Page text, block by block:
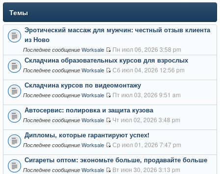
Темы
Эротический массаж для мужчин: честный отзыв клиента
из Ново
Последнее сообщение Worksale Пн июл 06, 2026 3:58 pm
Складчина образовательных курсов для взрослых
Последнее сообщение Worksale Сб июл 04, 2026 12:56 pm
Складчина курсов по видеомонтажу
Последнее сообщение Worksale Пт июл 03, 2026 9:51 am
Автосервис: полировка и защита кузова
Последнее сообщение Worksale Чт июл 02, 2026 3:48 pm
Дипломы, которые гарантируют успех!
Последнее сообщение Worksale Ср июл 01, 2026 7:47 pm
Сигареты оптом: экономьте больше, продавайте больше
Последнее сообщение Worksale Вт июн 30, 2026 3:13 pm